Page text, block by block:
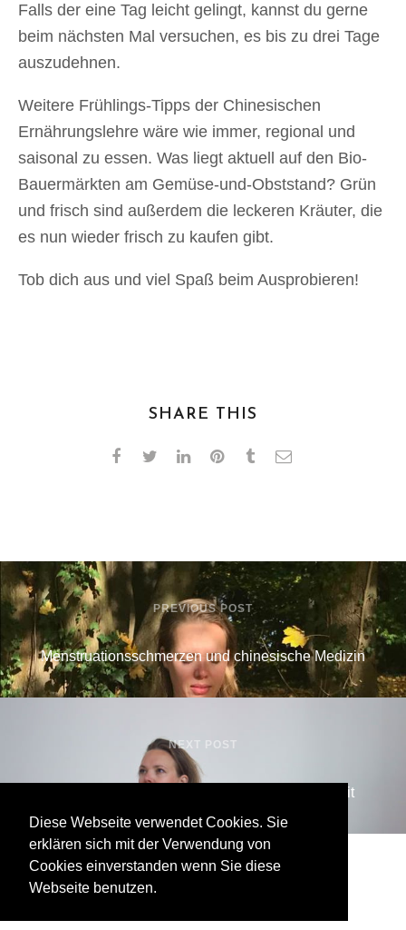
Diese Webseite verwendet Cookies. Sie
erklären sich mit der Verwendung von
Cookies einverstanden wenn Sie diese
Webseite benutzen.
Falls der eine Tag leicht gelingt, kannst du gerne
beim nächsten Mal versuchen, es bis zu drei Tage
auszudehnen.
Weitere Frühlings-Tipps der Chinesischen
Ernährungslehre wäre wie immer, regional und
saisonal zu essen. Was liegt aktuell auf den Bio-
Bauermärkten am Gemüse-und-Obststand? Grün
und frisch sind außerdem die leckeren Kräuter, die
es nun wieder frisch zu kaufen gibt.
Tob dich aus und viel Spaß beim Ausprobieren!
SHARE THIS
PREVIOUS POST
Menstruationsschmerzen und chinesische Medizin
NEXT POST
Yin Yoga - durch den Körper in die Achtsamkeit
Pia Götz © 2020-2022
Foto © Krisztina Turna | Foto © William Loveder
|Website von Jered Morin